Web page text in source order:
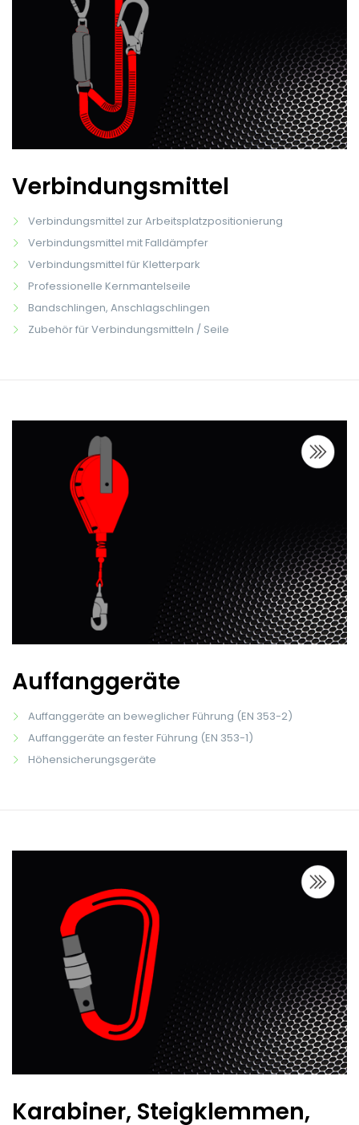
Verbindungsmittel
Verbindungsmittel zur Arbeitsplatzpositionierung
Verbindungsmittel mit Falldämpfer
Verbindungsmittel für Kletterpark
Professionelle Kernmantelseile
Bandschlingen, Anschlagschlingen
Zubehör für Verbindungsmitteln / Seile
Auffanggeräte
Auffanggeräte an beweglicher Führung (EN 353-2)
Auffanggeräte an fester Führung (EN 353-1)
Höhensicherungsgeräte
Karabiner, Steigklemmen,